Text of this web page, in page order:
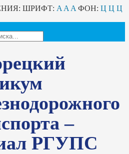
ШРИФТ: A A A ФОН: Ц Ц Ц
–
РГУПС